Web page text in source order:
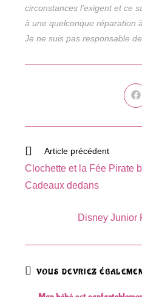
circonstances l’exigent et ce
à une quelconque réparation
Je ne suis pas responsable de
Read
articles
Article précédent
Clochette et la Fée Pirate
Cadeaux dedans
Disney Junior
VOUS DEVRIEZ